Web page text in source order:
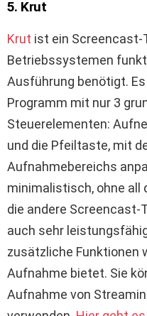
5. Krut
Krut ist ein Screencast-
Betriebssystemen
Ausführung benötigt.
Programm mit nur 3
Steuerelementen:
und die Pfeiltaste, mit
Aufnahmebereichs
minimalistisch, ohne all
die andere Screencast-
auch sehr
zusätzliche Funktionen
Aufnahme bietet. Sie
Aufnahme von